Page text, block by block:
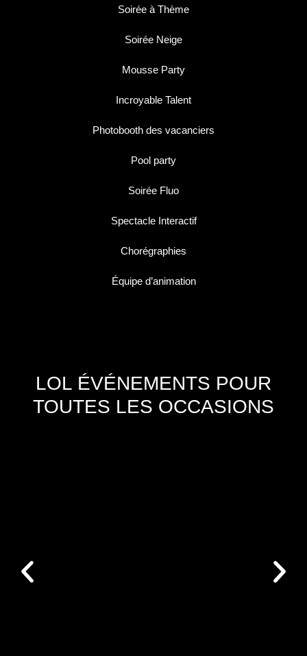
Soirée à Thème
Soirée Neige
Mousse Party
Incroyable Talent
Photobooth des vacanciers
Pool party
Soirée Fluo
Spectacle Interactif
Chorégraphies
Équipe d’animation
LOL ÉVÉNEMENTS POUR
TOUTES LES OCCASIONS